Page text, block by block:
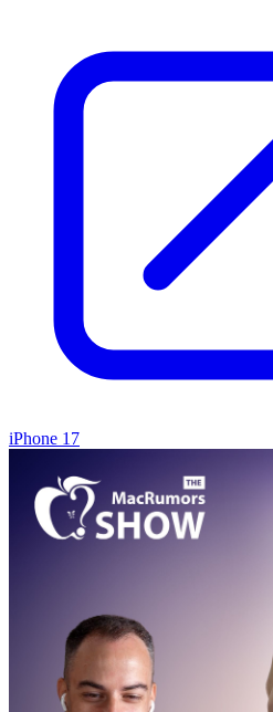
iPhone 17